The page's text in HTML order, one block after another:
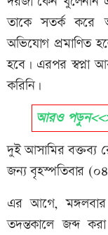
তাকে সতর্ক করে
অভিযোগ প্রমাণিত
হবে। এরপর স্বপ্না
করিনি।
আরও
দুই আসামির বক্তব্য
জন্য বৃহস্পতিবার
এর আগে, মঙ্গলবার
তদন্তকালে জব্দ